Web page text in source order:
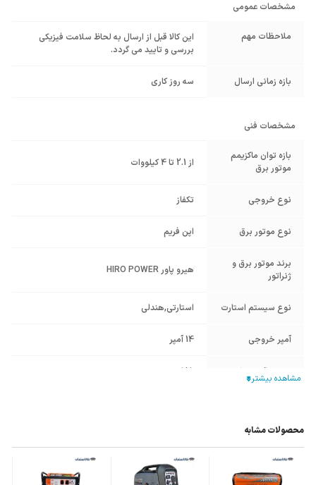
مشخصات عمومی
ملاحظات مهم
این کالا قبل از ارسال به لحاظ سلامت فیزیکی
بررسی و تایید می گردد.
بازه زمانی ارسال سه روز کاری
مشخصات فنی
بازه توان ماکزیمم
موتور برق
از 2.1 تا 4 کیلووات
نوع خروجی تکفاز
نوع موتور برق اپن فریم
برند موتور برق و
ژنراتور
هیرو پاور HIRO POWER
نوع سیستم استارت استارتی,هندلی
آمپر خروجی 14 آمپر
حجم باک سوخت 15 لیتر
چرخ و دسته
هوا خنک
محصولات مشابه